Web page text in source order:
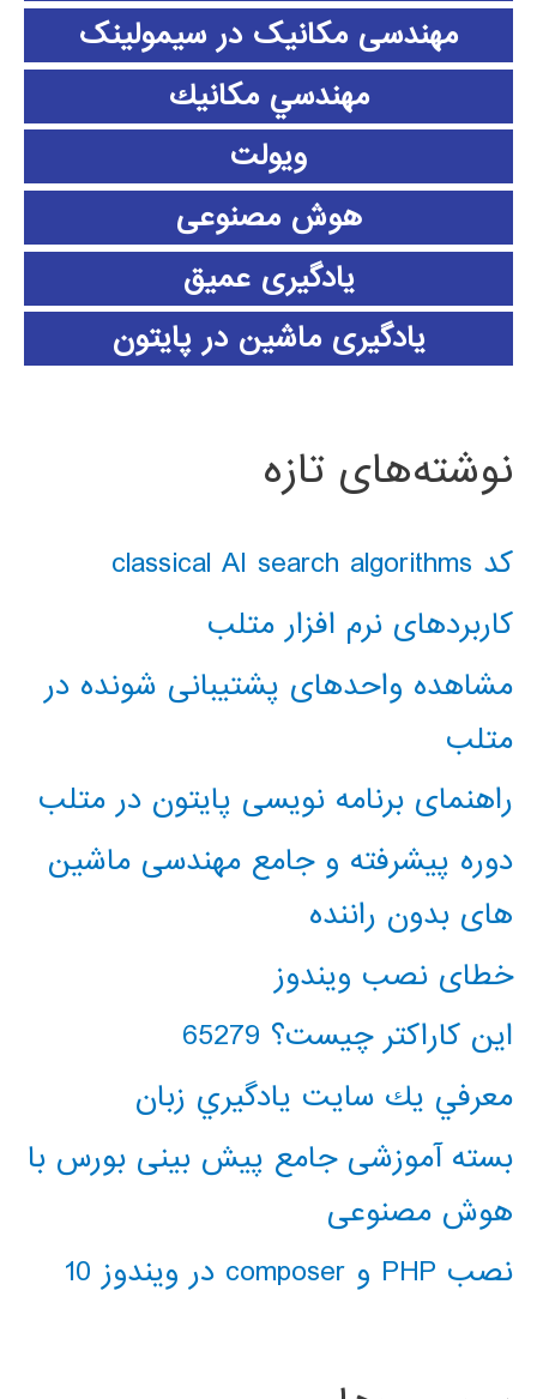
مهندسی مکانیک در سیمولینک
مهندسي مكانيك
ویولت
هوش مصنوعی
یادگیری عمیق
یادگیری ماشین در پایتون
نوشته‌های تازه
کد classical AI search algorithms
کاربردهای نرم افزار متلب
مشاهده واحدهای پشتیبانی شونده در
متلب
راهنمای برنامه نویسی پایتون در متلب
دوره پیشرفته و جامع مهندسی ماشین
های بدون راننده
خطای نصب ویندوز
این کاراکتر چیست؟ 65279
معرفي يك سايت يادگيري زبان
بسته آموزشی جامع پیش بینی بورس با
هوش مصنوعی
نصب PHP و composer در ویندوز 10